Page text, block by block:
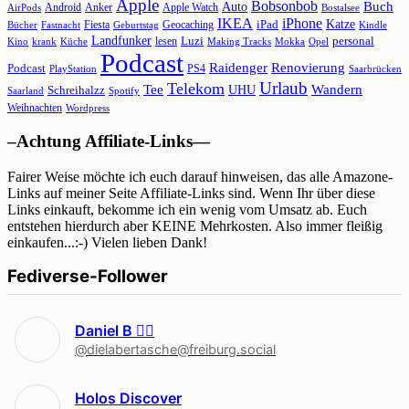
AirPods Android Anker Apple Apple Watch Auto Bobsonbob Bostalsee Buch
Bücher Fastnacht Fiesta Geburtstag Geocaching IKEA iPad iPhone Katze Kindle
Kino krank Küche Landfunker lesen Luzi Making Tracks Mokka Opel personal
Podcast PlayStation Podcast PS4 Raidenger Renovierung Saarbrücken
Saarland Schreihalzz Spotify Tee Telekom UHU Urlaub Wandern
Weihnachten Wordpress
–Achtung Affiliate-Links—
Fairer Weise möchte ich euch darauf hinweisen, das alle Amazone-
Links auf meiner Seite Affiliate-Links sind. Wenn Ihr über diese
Links einkauft, bekomme ich ein wenig vom Umsatz ab. Euch
entstehen hierdurch aber KEINE Mehrkosten. Also immer fleißig
einkaufen...:-) Vielen lieben Dank!
Fediverse-Follower
Daniel B 🏳‍🌈
@dielabertasche@freiburg.social
Holos Discover